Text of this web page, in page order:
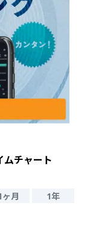
ムチャート
ヶ月 1年